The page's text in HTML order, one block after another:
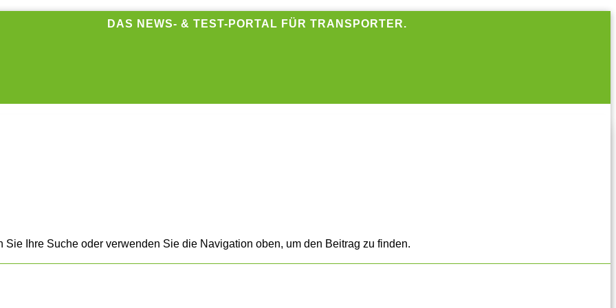
DAS NEWS- & TEST-PORTAL FÜR TRANSPORTER.
Ihre Suche oder verwenden Sie die Navigation oben, um den Beitrag zu finden.